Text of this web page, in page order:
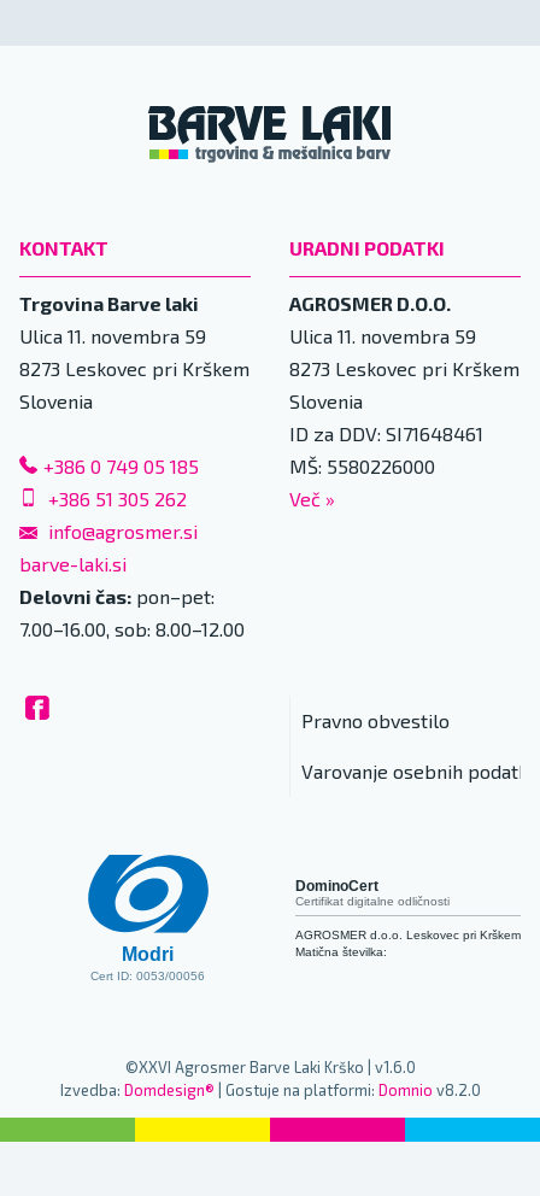
KONTAKT
Trgovina Barve laki
Ulica 11. novembra 59
8273 Leskovec pri Krškem
Slovenia
+386 0 749 05 185
+386 51 305 262
info@agrosmer.si
barve-laki.si
Delovni čas: pon–pet:
7.00–16.00, sob: 8.00–12.00
URADNI PODATKI
AGROSMER D.O.O.
Ulica 11. novembra 59
8273 Leskovec pri Krškem
Slovenia
ID za DDV: SI71648461
MŠ: 5580226000
Več »
Pravno obvestilo
Varovanje osebnih
Modri
Cert ID: 0053/00056
DominoCert
Certifikat digitalne odličnosti
AGROSMER d.o.o. Leskovec pri Krškem
Matična številka:
©XXVI Agrosmer Barve Laki Krško | v1.6.0
Izvedba: Domdesign® | Gostuje na platformi: Domnio v8.2.0